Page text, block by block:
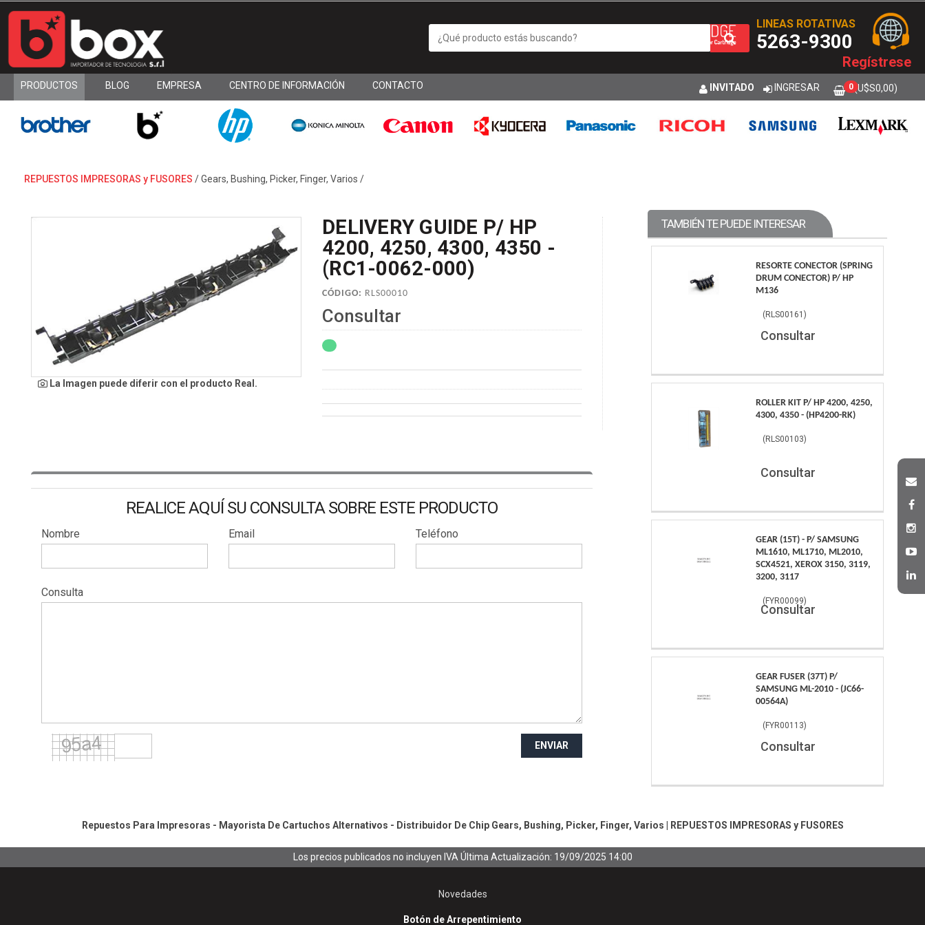
INVITADO INGRESAR 0 (U$S0,00)
PRODUCTOS BLOG EMPRESA CENTRO DE INFORMACIÓN CONTACTO
LINEAS ROTATIVAS
5263-9300
Regístrese
REPUESTOS IMPRESORAS y FUSORES /Gears, Bushing, Picker, Finger, Varios /
La Imagen puede diferir con el producto Real.
DELIVERY GUIDE P/ HP
4200, 4250, 4300, 4350 -
(RC1-0062-000)
CÓDIGO: RLS00010
Consultar
REALICE AQUÍ SU CONSULTA SOBRE ESTE PRODUCTO
Nombre Email Teléfono
Consulta
ENVIAR
TAMBIÉN TE PUEDE INTERESAR
RESORTE CONECTOR (SPRING
DRUM CONECTOR) P/ HP
M136
( RLS00161)
Consultar
ROLLER KIT P/ HP 4200, 4250,
4300, 4350 - (HP4200-RK)
( RLS00103)
Consultar
GEAR (15T) - P/ SAMSUNG
ML1610, ML1710, ML2010,
SCX4521, XEROX 3150, 3119,
3200, 3117
( FYR00099)
Consultar
GEAR FUSER (37T) P/
SAMSUNG ML-2010 - (JC66-
00564A)
( FYR00113)
Consultar
Repuestos Para Impresoras - Mayorista De Cartuchos Alternativos - Distribuidor De Chip Gears, Bushing, Picker, Finger, Varios REPUESTOS IMPRESORAS y FUSORES
Los precios publicados no incluyen IVA Última Actualización: 19/09/2025 14:00
Novedades
Botón de Arrepentimiento